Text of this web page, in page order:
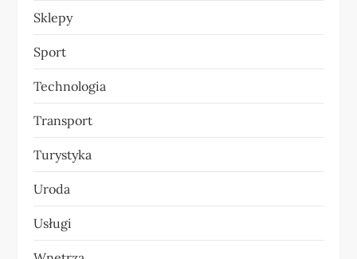
Sklepy
Sport
Technologia
Transport
Turystyka
Uroda
Usługi